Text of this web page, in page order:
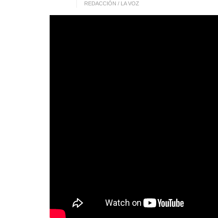
REDACCIÓN / LA VOZ